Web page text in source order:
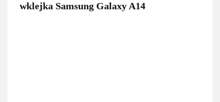
wklejka Samsung Galaxy A14